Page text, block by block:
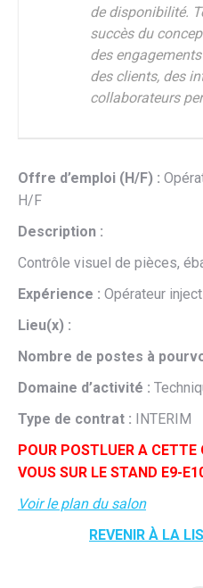
de disponibilité.
succès du
des
des clients, des
collaborateurs
Offre d’emploi (H/F) :
H/F
Description :
Contrôle visuel de pièces,
Expérience : Opérateur
Lieu(x) :
Nombre de postes à
Domaine d’activité :
Type de contrat : INTERIM
POUR POSTLUER A CETTE
VOUS SUR LE STAND E9-
Voir le plan du salon
REVENIR À LA